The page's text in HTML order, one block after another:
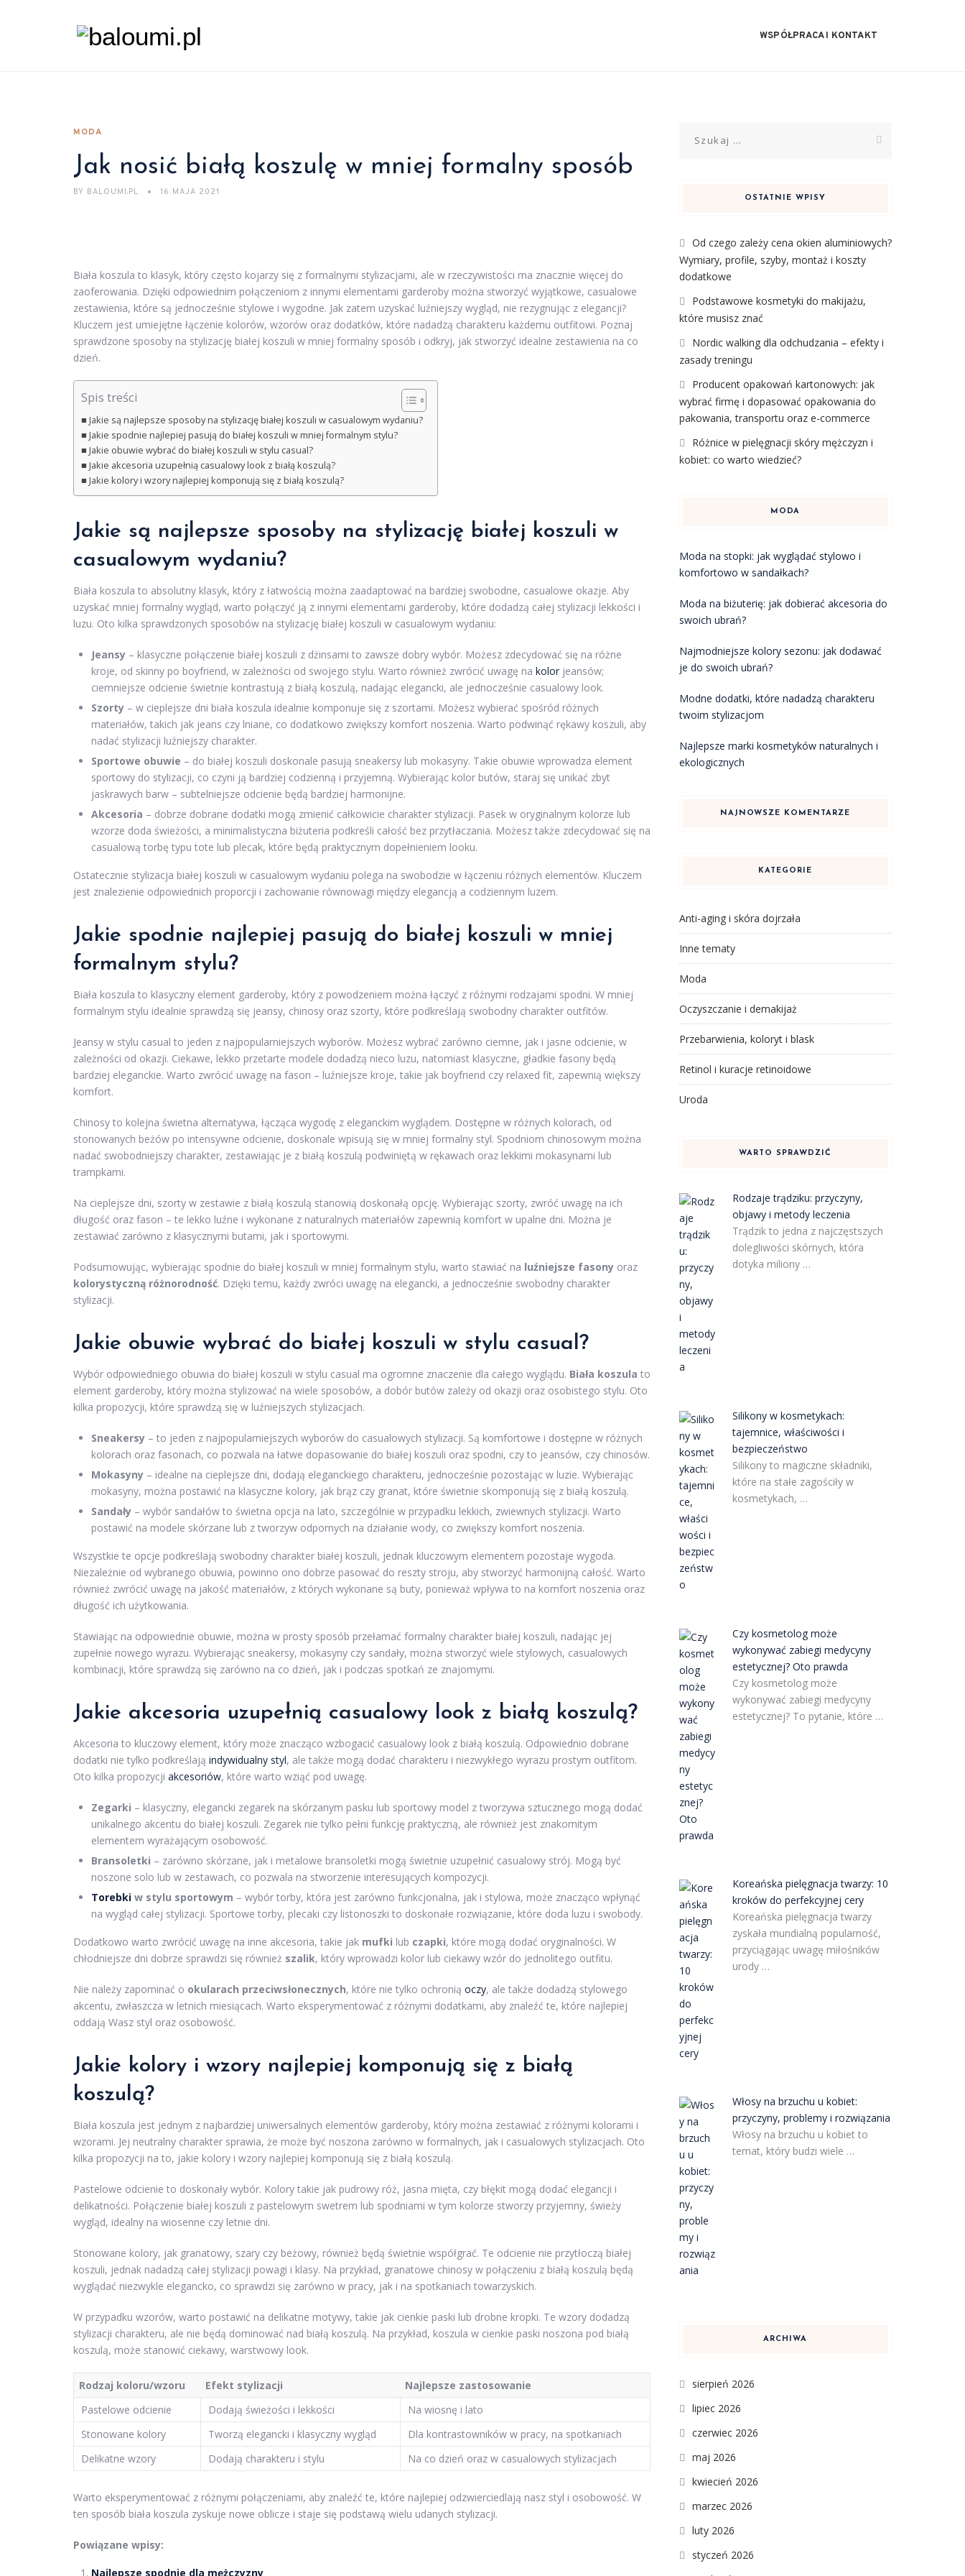
WSPÓŁPRACA I KONTAKT
MODA
Jak nosić białą koszulę w mniej formalny sposób
BY BALOUMI.PL 16 MAJA 2021
Biała koszula to klasyk, który często kojarzy się z formalnymi stylizacjami, ale w rzeczywistości ma znacznie więcej do
zaoferowania. Dzięki odpowiednim połączeniom z innymi elementami garderoby można stworzyć wyjątkowe, casualowe
zestawienia, które są jednocześnie stylowe i wygodne. Jak zatem uzyskać luźniejszy wygląd, nie rezygnując z elegancji?
Kluczem jest umiejętne łączenie kolorów, wzorów oraz dodatków, które nadadzą charakteru każdemu outfitowi. Poznaj
sprawdzone sposoby na stylizację białej koszuli w mniej formalny sposób i odkryj, jak stworzyć idealne zestawienia na co
dzień.
Spis treści
Jakie są najlepsze sposoby na stylizację białej koszuli w casualowym wydaniu?
Jakie spodnie najlepiej pasują do białej koszuli w mniej formalnym stylu?
Jakie obuwie wybrać do białej koszuli w stylu casual?
Jakie akcesoria uzupełnią casualowy look z białą koszulą?
Jakie kolory i wzory najlepiej komponują się z białą koszulą?
Jakie są najlepsze sposoby na stylizację białej koszuli w
casualowym wydaniu?
Biała koszula to absolutny klasyk, który z łatwością można zaadaptować na bardziej swobodne, casualowe okazje. Aby
uzyskać mniej formalny wygląd, warto połączyć ją z innymi elementami garderoby, które dodadzą całej stylizacji lekkości i
luzu. Oto kilka sprawdzonych sposobów na stylizację białej koszuli w casualowym wydaniu:
Jeansy – klasyczne połączenie białej koszuli z dżinsami to zawsze dobry wybór. Możesz zdecydować się na różne
kroje, od skinny po boyfriend, w zależności od swojego stylu. Warto również zwrócić uwagę na kolor jeansów;
ciemniejsze odcienie świetnie kontrastują z białą koszulą, nadając elegancki, ale jednocześnie casualowy look.
Szorty – w cieplejsze dni biała koszula idealnie komponuje się z szortami. Możesz wybierać spośród różnych
materiałów, takich jak jeans czy lniane, co dodatkowo zwiększy komfort noszenia. Warto podwinąć rękawy koszuli, aby
nadać stylizacji luźniejszy charakter.
Sportowe obuwie – do białej koszuli doskonale pasują sneakersy lub mokasyny. Takie obuwie wprowadza element
sportowy do stylizacji, co czyni ją bardziej codzienną i przyjemną. Wybierając kolor butów, staraj się unikać zbyt
jaskrawych barw – subtelniejsze odcienie będą bardziej harmonijne.
Akcesoria – dobrze dobrane dodatki mogą zmienić całkowicie charakter stylizacji. Pasek w oryginalnym kolorze lub
wzorze doda świeżości, a minimalistyczna biżuteria podkreśli całość bez przytłaczania. Możesz także zdecydować się na
casualową torbę typu tote lub plecak, które będą praktycznym dopełnieniem looku.
Ostatecznie stylizacja białej koszuli w casualowym wydaniu polega na swobodzie w łączeniu różnych elementów. Kluczem
jest znalezienie odpowiednich proporcji i zachowanie równowagi między elegancją a codziennym luzem.
Jakie spodnie najlepiej pasują do białej koszuli w mniej
formalnym stylu?
Biała koszula to klasyczny element garderoby, który z powodzeniem można łączyć z różnymi rodzajami spodni. W mniej
formalnym stylu idealnie sprawdzą się jeansy, chinosy oraz szorty, które podkreślają swobodny charakter outfitów.
Jeansy w stylu casual to jeden z najpopularniejszych wyborów. Możesz wybrać zarówno ciemne, jak i jasne odcienie, w
zależności od okazji. Ciekawe, lekko przetarte modele dodadzą nieco luzu, natomiast klasyczne, gładkie fasony będą
bardziej eleganckie. Warto zwrócić uwagę na fason – luźniejsze kroje, takie jak boyfriend czy relaxed fit, zapewnią większy
komfort.
Chinosy to kolejna świetna alternatywa, łącząca wygodę z eleganckim wyglądem. Dostępne w różnych kolorach, od
stonowanych beżów po intensywne odcienie, doskonale wpisują się w mniej formalny styl. Spodniom chinosowym można
nadać swobodniejszy charakter, zestawiając je z białą koszulą podwiniętą w rękawach oraz lekkimi mokasynami lub
trampkami.
Na cieplejsze dni, szorty w zestawie z białą koszulą stanowią doskonałą opcję. Wybierając szorty, zwróć uwagę na ich
długość oraz fason – te lekko luźne i wykonane z naturalnych materiałów zapewnią komfort w upalne dni. Można je
zestawiać zarówno z klasycznymi butami, jak i sportowymi.
Podsumowując, wybierając spodnie do białej koszuli w mniej formalnym stylu, warto stawiać na luźniejsze fasony oraz
kolorystyczną różnorodność. Dzięki temu, każdy zwróci uwagę na elegancki, a jednocześnie swobodny charakter
stylizacji.
Jakie obuwie wybrać do białej koszuli w stylu casual?
Wybór odpowiedniego obuwia do białej koszuli w stylu casual ma ogromne znaczenie dla całego wyglądu. Biała koszula to
element garderoby, który można stylizować na wiele sposobów, a dobór butów zależy od okazji oraz osobistego stylu. Oto
kilka propozycji, które sprawdzą się w luźniejszych stylizacjach.
Sneakersy – to jeden z najpopularniejszych wyborów do casualowych stylizacji. Są komfortowe i dostępne w różnych
kolorach oraz fasonach, co pozwala na łatwe dopasowanie do białej koszuli oraz spodni, czy to jeansów, czy chinosów.
Mokasyny – idealne na cieplejsze dni, dodają eleganckiego charakteru, jednocześnie pozostając w luzie. Wybierając
mokasyny, można postawić na klasyczne kolory, jak brąz czy granat, które świetnie skomponują się z białą koszulą.
Sandały – wybór sandałów to świetna opcja na lato, szczególnie w przypadku lekkich, zwiewnych stylizacji. Warto
postawić na modele skórzane lub z tworzyw odpornych na działanie wody, co zwiększy komfort noszenia.
Wszystkie te opcje podkreślają swobodny charakter białej koszuli, jednak kluczowym elementem pozostaje wygoda.
Niezależnie od wybranego obuwia, powinno ono dobrze pasować do reszty stroju, aby stworzyć harmonijną całość. Warto
również zwrócić uwagę na jakość materiałów, z których wykonane są buty, ponieważ wpływa to na komfort noszenia oraz
długość ich użytkowania.
Stawiając na odpowiednie obuwie, można w prosty sposób przełamać formalny charakter białej koszuli, nadając jej
zupełnie nowego wyrazu. Wybierając sneakersy, mokasyny czy sandały, można stworzyć wiele stylowych, casualowych
kombinacji, które sprawdzą się zarówno na co dzień, jak i podczas spotkań ze znajomymi.
Jakie akcesoria uzupełnią casualowy look z białą koszulą?
Akcesoria to kluczowy element, który może znacząco wzbogacić casualowy look z białą koszulą. Odpowiednio dobrane
dodatki nie tylko podkreślają indywidualny styl, ale także mogą dodać charakteru i niezwykłego wyrazu prostym outfitom.
Oto kilka propozycji akcesoriów, które warto wziąć pod uwagę.
Zegarki – klasyczny, elegancki zegarek na skórzanym pasku lub sportowy model z tworzywa sztucznego mogą dodać
unikalnego akcentu do białej koszuli. Zegarek nie tylko pełni funkcję praktyczną, ale również jest znakomitym
elementem wyrażającym osobowość.
Bransoletki – zarówno skórzane, jak i metalowe bransoletki mogą świetnie uzupełnić casualowy strój. Mogą być
noszone solo lub w zestawach, co pozwala na stworzenie interesujących kompozycji.
Torebki w stylu sportowym – wybór torby, która jest zarówno funkcjonalna, jak i stylowa, może znacząco wpłynąć
na wygląd całej stylizacji. Sportowe torby, plecaki czy listonoszki to doskonałe rozwiązanie, które doda luzu i swobody.
Dodatkowo warto zwrócić uwagę na inne akcesoria, takie jak mufki lub czapki, które mogą dodać oryginalności. W
chłodniejsze dni dobrze sprawdzi się również szalik, który wprowadzi kolor lub ciekawy wzór do jednolitego outfitu.
Nie należy zapominać o okularach przeciwsłonecznych, które nie tylko ochronią oczy, ale także dodadzą stylowego
akcentu, zwłaszcza w letnich miesiącach. Warto eksperymentować z różnymi dodatkami, aby znaleźć te, które najlepiej
oddają Wasz styl oraz osobowość.
Jakie kolory i wzory najlepiej komponują się z białą
koszulą?
Biała koszula jest jednym z najbardziej uniwersalnych elementów garderoby, który można zestawiać z różnymi kolorami i
wzorami. Jej neutralny charakter sprawia, że może być noszona zarówno w formalnych, jak i casualowych stylizacjach. Oto
kilka propozycji na to, jakie kolory i wzory najlepiej komponują się z białą koszulą.
Pastelowe odcienie to doskonały wybór. Kolory takie jak pudrowy róż, jasna mięta, czy błękit mogą dodać elegancji i
delikatności. Połączenie białej koszuli z pastelowym swetrem lub spodniami w tym kolorze stworzy przyjemny, świeży
wygląd, idealny na wiosenne czy letnie dni.
Stonowane kolory, jak granatowy, szary czy beżowy, również będą świetnie współgrać. Te odcienie nie przytłoczą białej
koszuli, jednak nadadzą całej stylizacji powagi i klasy. Na przykład, granatowe chinosy w połączeniu z białą koszulą będą
wyglądać niezwykle elegancko, co sprawdzi się zarówno w pracy, jak i na spotkaniach towarzyskich.
W przypadku wzorów, warto postawić na delikatne motywy, takie jak cienkie paski lub drobne kropki. Te wzory dodadzą
stylizacji charakteru, ale nie będą dominować nad białą koszulą. Na przykład, koszula w cienkie paski noszona pod białą
koszulą, może stanowić ciekawy, warstwowy look.
Rodzaj koloru/wzoru Efekt stylizacji
Najlepsze zastosowanie
Pastelowe odcienie
Dodają świeżości i lekkości
Na wiosnę i lato
Stonowane kolory
Tworzą elegancki i klasyczny wygląd
Dla kontrastowników w pracy, na spotkaniach
Delikatne wzory
Dodają charakteru i stylu Na co dzień oraz w casualowych stylizacjach
Warto eksperymentować z różnymi połączeniami, aby znaleźć te, które najlepiej odzwierciedlają nasz styl i osobowość. W
ten sposób biała koszula zyskuje nowe oblicze i staje się podstawą wielu udanych stylizacji.
Powiązane wpisy:
Najlepsze spodnie dla mężczyzny
OSTATNIE WPISY
Od czego zależy cena okien aluminiowych?
Wymiary, profile, szyby, montaż i koszty
dodatkowe
Podstawowe kosmetyki do makijażu,
które musisz znać
Nordic walking dla odchudzania – efekty i
zasady treningu
Producent opakowań kartonowych: jak
wybrać firmę i dopasować opakowania do
pakowania, transportu oraz e-commerce
Różnice w pielęgnacji skóry mężczyzn i
kobiet: co warto wiedzieć?
MODA
Moda na stopki: jak wyglądać stylowo i
komfortowo w sandałkach?
Moda na biżuterię: jak dobierać akcesoria do
swoich ubrań?
Najmodniejsze kolory sezonu: jak dodawać
je do swoich ubrań?
Modne dodatki, które nadadzą charakteru
twoim stylizacjom
Najlepsze marki kosmetyków naturalnych i
ekologicznych
NAJNOWSZE KOMENTARZE
KATEGORIE
Anti-aging i skóra dojrzała
Inne tematy
Moda
Oczyszczanie i demakijaż
Przebarwienia, koloryt i blask
Retinol i kuracje retinoidowe
Uroda
WARTO SPRAWDZIĆ
Rodzaje trądziku: przyczyny,
objawy i metody leczenia
Trądzik to jedna z najczęstszych
dolegliwości skórnych, która
dotyka miliony …
Silikony w kosmetykach:
tajemnice, właściwości i
bezpieczeństwo
Silikony to magiczne składniki,
które na stałe zagościły w
kosmetykach, …
Czy kosmetolog może
wykonywać zabiegi medycyny
estetycznej? Oto prawda
Czy kosmetolog może
wykonywać zabiegi medycyny
estetycznej? To pytanie, które …
Koreańska pielęgnacja twarzy: 10
kroków do perfekcyjnej cery
Koreańska pielęgnacja twarzy
zyskała mundialną popularność,
przyciągając uwagę miłośników
urody …
Włosy na brzuchu u kobiet:
przyczyny, problemy i rozwiązania
Włosy na brzuchu u kobiet to
temat, który budzi wiele …
ARCHIWA
sierpień 2026
lipiec 2026
czerwiec 2026
maj 2026
kwiecień 2026
marzec 2026
luty 2026
styczeń 2026